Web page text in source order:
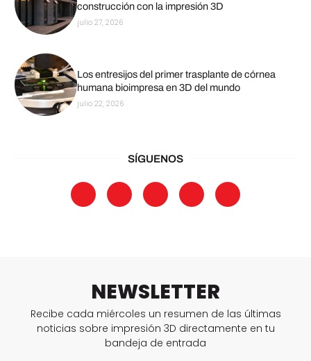
construcción con la impresión 3D
julio 27, 2026
Los entresijos del primer trasplante de córnea
humana bioimpresa en 3D del mundo
julio 22, 2026
SÍGUENOS
NEWSLETTER
Recibe cada miércoles un resumen de las últimas
noticias sobre impresión 3D directamente en tu
bandeja de entrada